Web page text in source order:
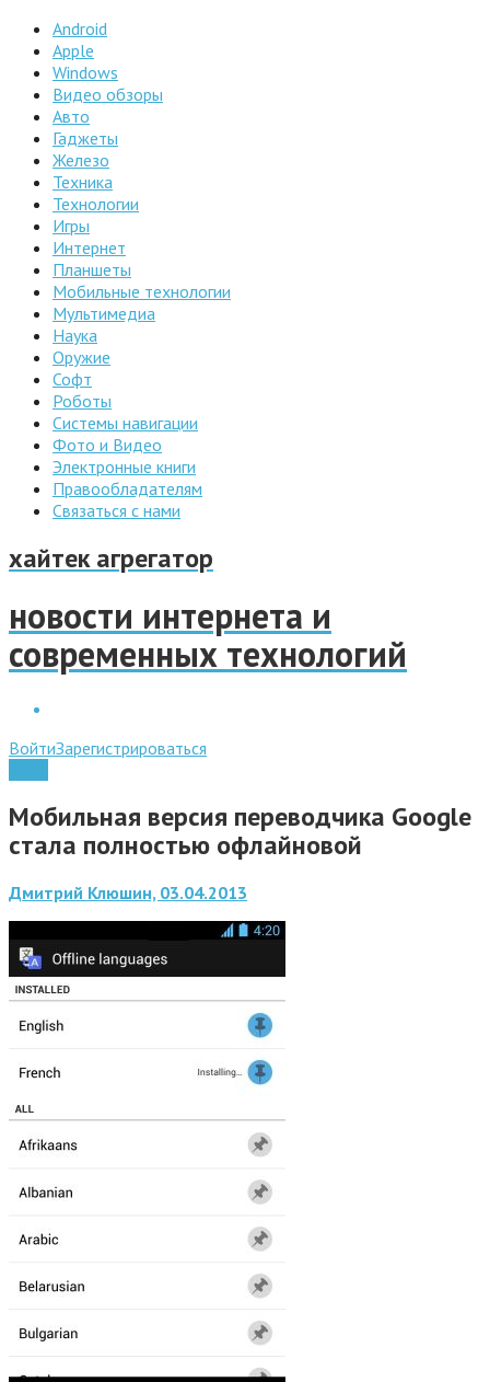
Android
Apple
Windows
Видео обзоры
Авто
Гаджеты
Железо
Техника
Технологии
Игры
Интернет
Планшеты
Мобильные технологии
Мультимедиа
Наука
Оружие
Софт
Роботы
Системы навигации
Фото и Видео
Электронные книги
Правообладателям
Связаться с нами
хайтек агрегатор
новости интернета и
современных технологий
ВойтиЗарегистрироваться
Мобильная версия переводчика Google
стала полностью офлайновой
Дмитрий Клюшин, 03.04.2013